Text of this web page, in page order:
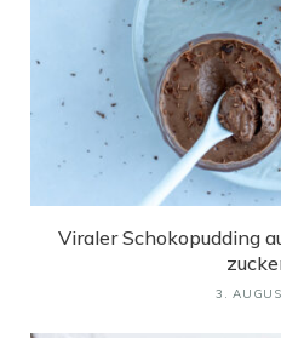
Viraler Schokopudding
3.